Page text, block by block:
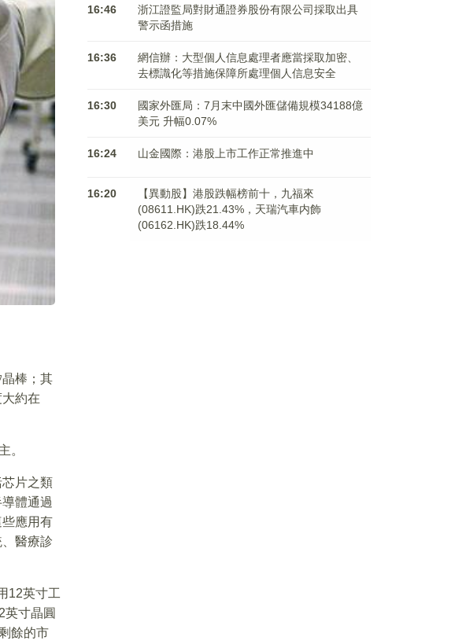
棒；其
約在
。
片之類
體通過
應用有
醫療診
12英寸工
英寸晶圓
餘的市
16:46
浙江證監局對財通證券股份有限公司採取出具
警示函措施
16:36
網信辦：大型個人信息處理者應當採取加密、
去標識化等措施保障所處理個人信息安全
16:30
國家外匯局：7月末中國外匯儲備規模34188億
美元 升幅0.07%
16:24 山金國際：港股上市工作正常推進中
16:20
【異動股】港股跌幅榜前十，九福來
(08611.HK)跌21.43%，天瑞汽車内飾
(06162.HK)跌18.44%